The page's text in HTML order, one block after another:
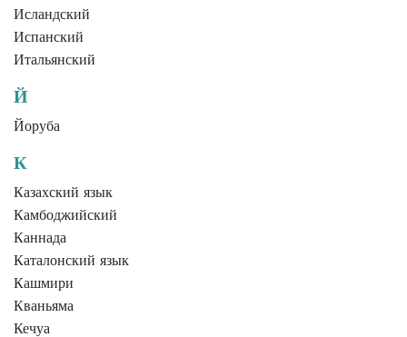
Исландский
Испанский
Итальянский
Й
Йоруба
К
Казахский язык
Камбоджийский
Каннада
Каталонский язык
Кашмири
Кваньяма
Кечуа